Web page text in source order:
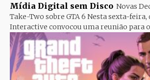
Mídia Digital sem Disco Novas
Take-Two sobre GTA 6 Nesta sexta-feira,
Interactive convocou uma reunião para